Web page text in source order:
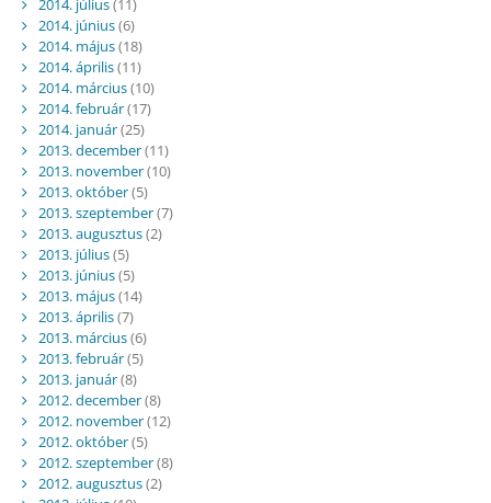
2014. július(11)
2014. június(6)
2014. május(18)
2014. április(11)
2014. március(10)
2014. február(17)
2014. január(25)
2013. december(11)
2013. november(10)
2013. október(5)
2013. szeptember(7)
2013. augusztus(2)
2013. július(5)
2013. június(5)
2013. május(14)
2013. április(7)
2013. március(6)
2013. február(5)
2013. január(8)
2012. december(8)
2012. november(12)
2012. október(5)
2012. szeptember(8)
2012. augusztus(2)